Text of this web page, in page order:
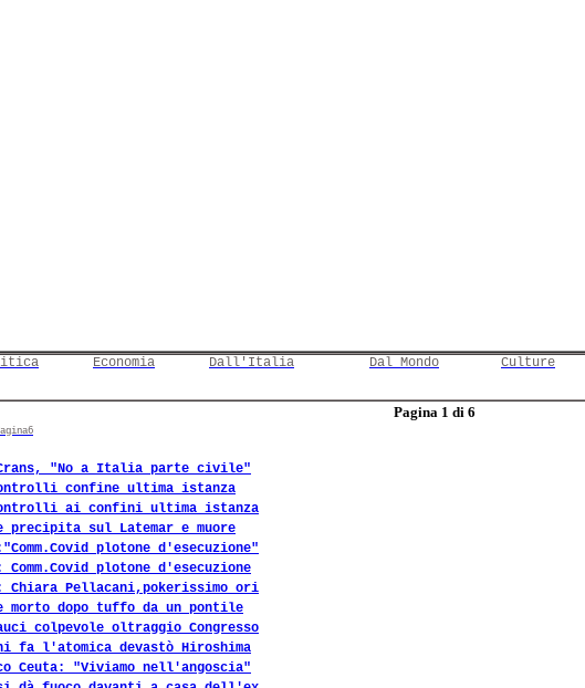
Economia Dall'Italia Dal Mondo Culture
Pagina 1 di 6
Crans, "No a Italia parte civile"
confine ultima istanza
ai confini ultima istanza
precipita sul Latemar e muore
plotone d'esecuzione"
Comm.Covid plotone d'esecuzione
Pellacani,pokerissimo ori
morto dopo tuffo da un pontile
colpevole oltraggio Congresso
fa l'atomica devastò Hiroshima
Ceuta: "Viviamo nell'angoscia"